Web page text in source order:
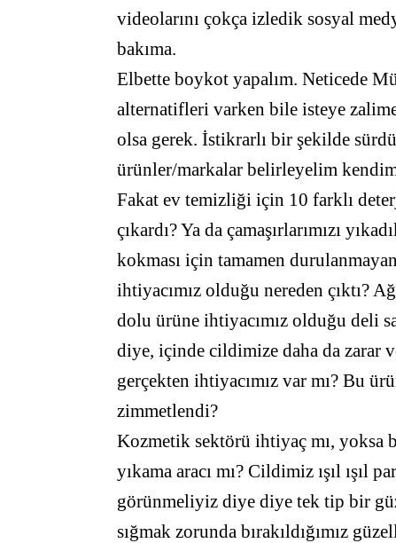
videolarını çokça izledik sosyal
bakıma.
Elbette boykot yapalım. Neticede
alternatifleri varken bile isteye
olsa gerek. İstikrarlı bir şekilde
ürünler/markalar belirleyelim
Fakat ev temizliği için 10 farklı
çıkardı? Ya da çamaşırlarımızı
kokması için tamamen
ihtiyacımız olduğu nereden çıktı?
dolu ürüne ihtiyacımız olduğu deli
diye, içinde cildimize daha da zarar
gerçekten ihtiyacımız var mı? Bu
zimmetlendi?
Kozmetik sektörü ihtiyaç mı, yoksa
yıkama aracı mı? Cildimiz ışıl ışıl
görünmeliyiz diye diye tek tip bir
sığmak zorunda bırakıldığımız